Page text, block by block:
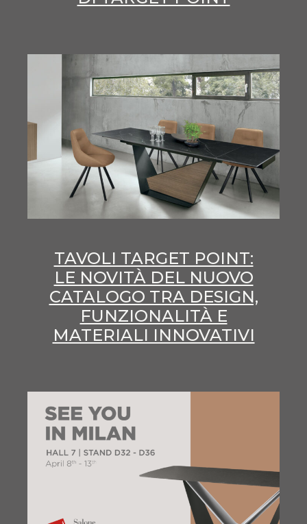
TAVOLI TARGET POINT:
LE NOVITÀ DEL NUOVO
CATALOGO TRA DESIGN,
FUNZIONALITÀ E
MATERIALI INNOVATIVI